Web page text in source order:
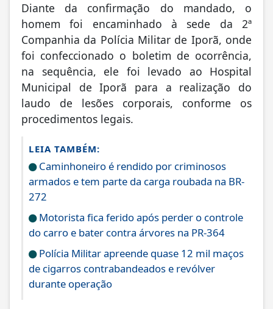
Diante da confirmação do mandado, o
homem foi encaminhado à sede da 2ª
Companhia da Polícia Militar de Iporã, onde
foi confeccionado o boletim de ocorrência,
na sequência, ele foi levado ao Hospital
Municipal de Iporã para a realização do
laudo de lesões corporais, conforme os
procedimentos legais.
LEIA TAMBÉM:
Caminhoneiro é rendido por criminosos
armados e tem parte da carga roubada na BR-
272
Motorista fica ferido após perder o controle
do carro e bater contra árvores na PR-364
Polícia Militar apreende quase 12 mil maços
de cigarros contrabandeados e revólver
durante operação